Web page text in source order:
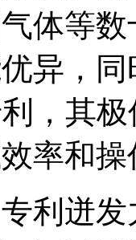
体等
异，
，其
率和
利迸